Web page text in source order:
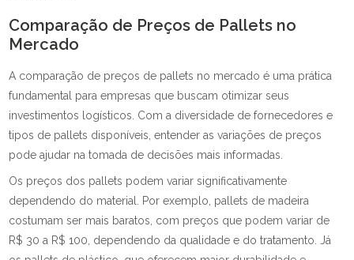
Comparação de Preços de Pallets no
Mercado
A comparação de preços de pallets no mercado é uma prática
fundamental para empresas que buscam otimizar seus
investimentos logísticos. Com a diversidade de fornecedores e
tipos de pallets disponíveis, entender as variações de preços
pode ajudar na tomada de decisões mais informadas.
Os preços dos pallets podem variar significativamente
dependendo do material. Por exemplo, pallets de madeira
costumam ser mais baratos, com preços que podem variar de
R$ 30 a R$ 100, dependendo da qualidade e do tratamento. Já